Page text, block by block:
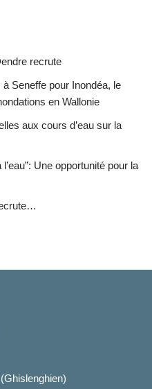
recrute
Seneffe pour Inondéa, le
en Wallonie
aux cours d’eau sur la
Une opportunité pour la